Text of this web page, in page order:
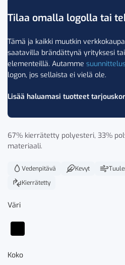
Tilaa omalla logolla tai
Tämä ja kaikki muutkin
saatavilla brändättynä yrityksesi
elementeillä. Autamme
logon, jos sellaista ei vielä ole.
Lisää haluamasi tuotteet
67% kierrätetty polyesteri, 33%
materiaali.
Vedenpitävä Kevyt
Kierrätetty
Väri
Koko